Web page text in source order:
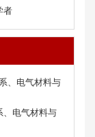
者
、 电气材料与
电气材料与